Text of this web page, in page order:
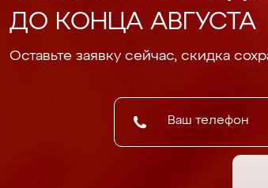
ДО КОНЦА АВГУСТА
Оставьте заявку сейчас, скидка